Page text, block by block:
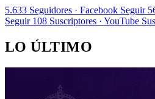
5.633 Seguidores · Facebook Seguir
Seguir 108 Suscriptores · YouTube
LO ÚLTIMO